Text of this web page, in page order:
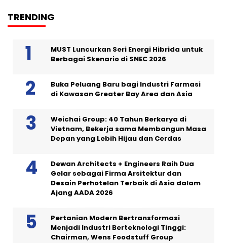
TRENDING
MUST Luncurkan Seri Energi Hibrida untuk
Berbagai Skenario di SNEC 2026
Buka Peluang Baru bagi Industri Farmasi
di Kawasan Greater Bay Area dan Asia
Weichai Group: 40 Tahun Berkarya di
Vietnam, Bekerja sama Membangun Masa
Depan yang Lebih Hijau dan Cerdas
Dewan Architects + Engineers Raih Dua
Gelar sebagai Firma Arsitektur dan
Desain Perhotelan Terbaik di Asia dalam
Ajang AADA 2026
Pertanian Modern Bertransformasi
Menjadi Industri Berteknologi Tinggi:
Chairman, Wens Foodstuff Group